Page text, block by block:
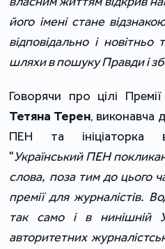
його імені стане
відповідально і
шляхи в пошуку Правди і
Говорячи про цілі Премії
Тетяна Терен, виконавча
ПЕН та ініціаторка
"Український ПЕН
слова, поза тим до цього
премії для журналістів.
так само і в нинішній
авторитетних